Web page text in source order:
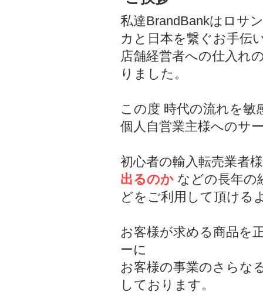
私達BrandBankはロサ
カと日本を繋ぐお手伝
店舗経営者への仕入れ
りました。
この度 時代の流れを敏
個人自営業主様へのサ
初心者の輸入転売業者
出るのか などの長年の
どをご利用して頂ける
お客様が求める商品を
ーに
お客様の事業のさらな
しております。